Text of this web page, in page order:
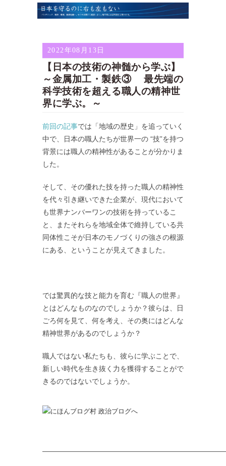
2022年08月13日
【日本の技術の神髄から学ぶ】
～金属加工・製鉄③ 最先端の
科学技術を超える職人の精神世
界に学ぶ。～
前回の記事では「地域の歴史」を追っていく
中で、日本の職人たちが世界一の “技”を持つ
背景には職人の精神性があることが分かりま
した。
そして、その優れた技を持った職人の精神性
を代々引き継いできた企業が、現代において
も世界ナンバーワンの技術を持っているこ
と、またそれらを地域全体で維持している共
同体性こそが日本のモノづくりの強さの根源
にある、ということが見えてきました。
では驚異的な技と能力を育む『職人の世界』
とはどんなものなのでしょうか？彼らは、日
ごろ何を見て、何を考え、その奥にはどんな
精神世界があるのでしょうか？
職人ではない私たちも、彼らに学ぶことで、
新しい時代を生き抜く力を獲得することがで
きるのではないでしょうか。